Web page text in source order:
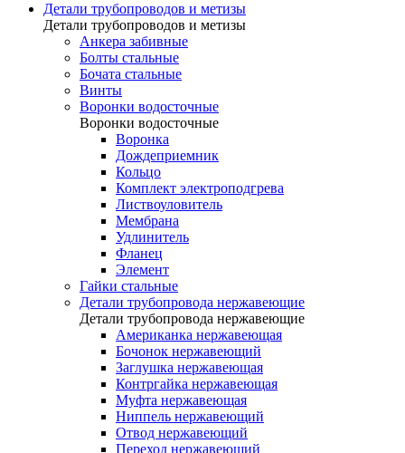
Детали трубопроводов и метизы
Детали трубопроводов и метизы
Анкера забивные
Болты стальные
Бочата стальные
Винты
Воронки водосточные
Воронки водосточные
Воронка
Дождеприемник
Кольцо
Комплект электроподгрева
Листвоуловитель
Мембрана
Удлинитель
Фланец
Элемент
Гайки стальные
Детали трубопровода нержавеющие
Детали трубопровода нержавеющие
Американка нержавеющая
Бочонок нержавеющий
Заглушка нержавеющая
Контргайка нержавеющая
Муфта нержавеющая
Ниппель нержавеющий
Отвод нержавеющий
Переход нержавеющий